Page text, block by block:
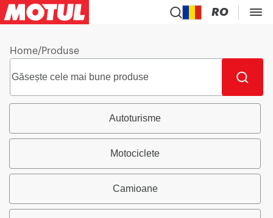
RO
Home/Produse
Autoturisme
Motociclete
Camioane